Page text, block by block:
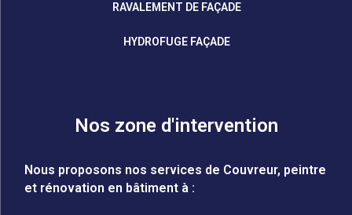
RAVALEMENT DE FAÇADE
HYDROFUGE FAÇADE
Nos zone d'intervention
Nous proposons nos services de Couvreur, peintre
et rénovation en bâtiment à :